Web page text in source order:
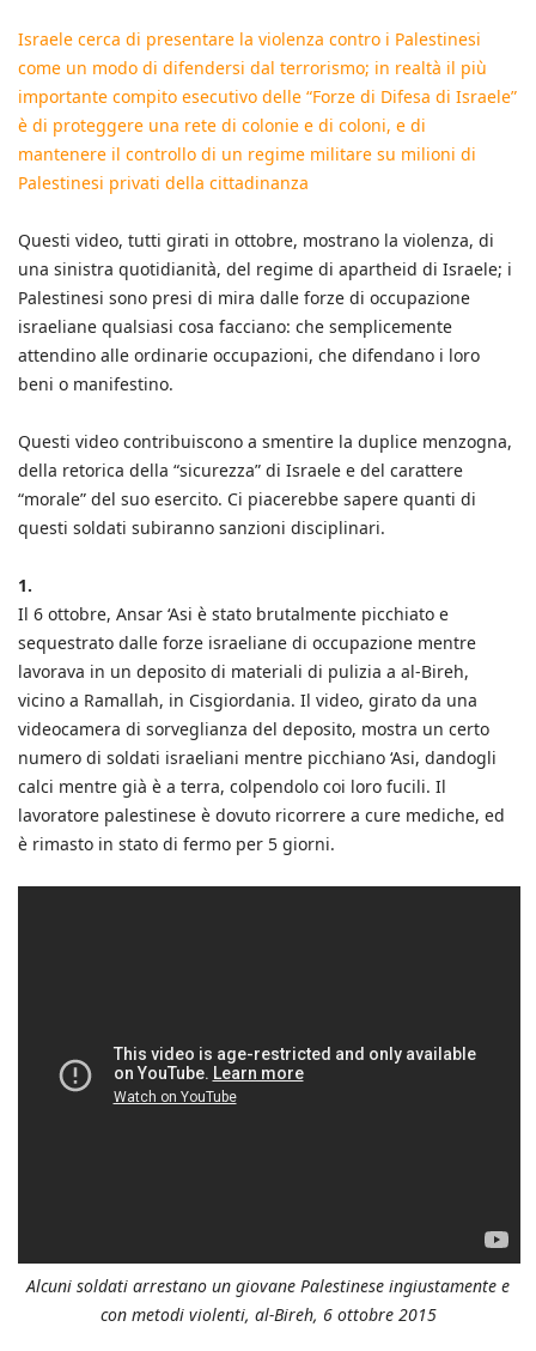
Israele cerca di presentare la violenza contro i Palestinesi
come un modo di difendersi dal terrorismo; in realtà il più
importante compito esecutivo delle “Forze di Difesa di Israele”
è di proteggere una rete di colonie e di coloni, e di
mantenere il controllo di un regime militare su milioni di
Palestinesi privati della cittadinanza
Questi video, tutti girati in ottobre, mostrano la violenza, di
una sinistra quotidianità, del regime di apartheid di Israele; i
Palestinesi sono presi di mira dalle forze di occupazione
israeliane qualsiasi cosa facciano: che semplicemente
attendino alle ordinarie occupazioni, che difendano i loro
beni o manifestino.
Questi video contribuiscono a smentire la duplice menzogna,
della retorica della “sicurezza” di Israele e del carattere
“morale” del suo esercito. Ci piacerebbe sapere quanti di
questi soldati subiranno sanzioni disciplinari.
1.
Il 6 ottobre, Ansar ‘Asi è stato brutalmente picchiato e
sequestrato dalle forze israeliane di occupazione mentre
lavorava in un deposito di materiali di pulizia a al-Bireh,
vicino a Ramallah, in Cisgiordania. Il video, girato da una
videocamera di sorveglianza del deposito, mostra un certo
numero di soldati israeliani mentre picchiano ‘Asi, dandogli
calci mentre già è a terra, colpendolo coi loro fucili. Il
lavoratore palestinese è dovuto ricorrere a cure mediche, ed
è rimasto in stato di fermo per 5 giorni.
Alcuni soldati arrestano un giovane Palestinese ingiustamente e
con metodi violenti, al-Bireh, 6 ottobre 2015